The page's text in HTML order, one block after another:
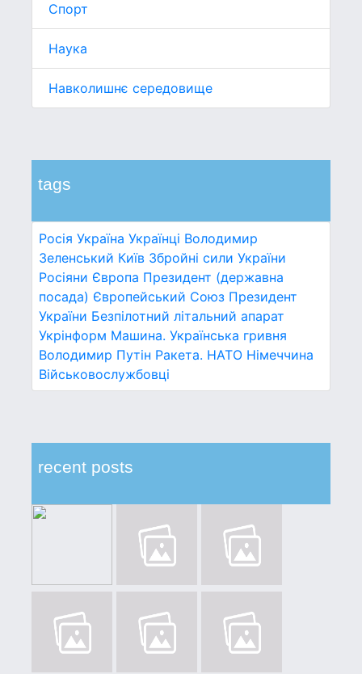
Спорт
Наука
Навколишнє середовище
tags
Росія Україна Українці Володимир
Зеленський Київ Збройні сили України
Росіяни Європа Президент (державна
посада) Європейський Союз Президент
України Безпілотний літальний апарат
Укрінформ Машина. Українська гривня
Володимир Путін Ракета. НАТО Німеччина
Військовослужбовці
recent posts